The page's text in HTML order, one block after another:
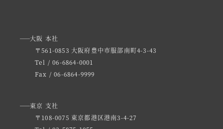
大阪 本社
〒561-0853 大阪府豊中市服部南町4-3-43
Tel / 06-6864-0001
Fax / 06-6864-9999
東京 支社
〒108-0075 東京都港区港南3-4-27